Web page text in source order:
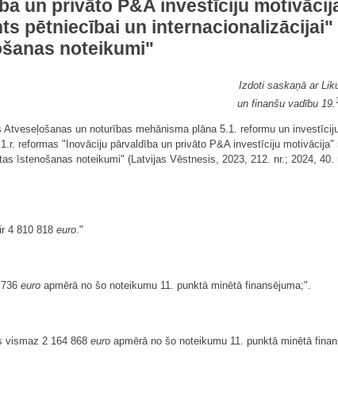
un privāto P&A investīciju
pētniecībai un internacionalizācijai"
noteikumi"
Izdoti saskaņā ar
un finanšu vadību 19.
un noturības mehānisma plāna 5.1. reformu un
reformas "Inovāciju pārvaldība un privāto P&A investīciju motivācija"
īstenošanas noteikumi" (Latvijas Vēstnesis, 2023, 212. nr.; 2024, 40.
4 810 818 euro."
euro apmērā no šo noteikumu 11. punktā minētā finansējuma;".
vismaz 2 164 868 euro apmērā no šo noteikumu 11. punktā minētā